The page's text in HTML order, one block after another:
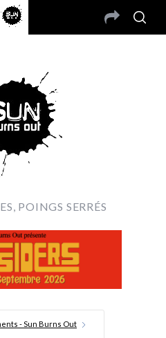
POINGS SERRÉS
- Sun Burns Out